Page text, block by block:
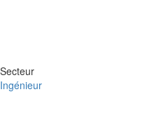
Secteur
Ingénieur